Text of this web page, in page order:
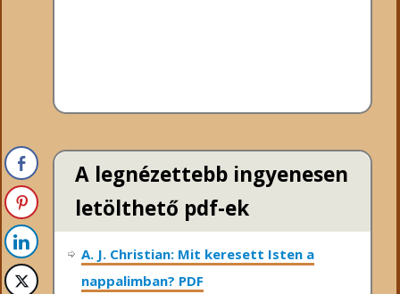
A legnézettebb ingyenesen
letölthető pdf-ek
A. J. Christian: Mit keresett Isten a
nappalimban? PDF